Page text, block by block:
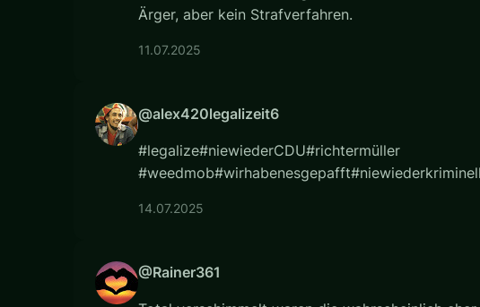
Ärger, aber kein Strafverfahren.
11.07.2025
@alex420legalizeit6
#legalize#niewiederCDU#richtermüller
14.07.2025
@Rainer361